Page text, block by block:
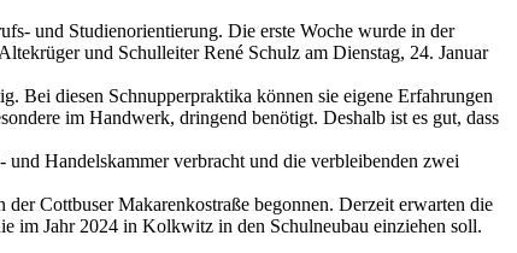
und Studienorientierung. Die erste Woche wurde in der
und Schulleiter René Schulz am Dienstag, 24. Januar
Bei diesen Schnupperpraktika können sie eigene Erfahrungen
im Handwerk, dringend benötigt. Deshalb ist es gut, dass
Handelskammer verbracht und die verbleibenden zwei
Cottbuser Makarenkostraße begonnen. Derzeit erwarten die
im Jahr 2024 in Kolkwitz in den Schulneubau einziehen soll.